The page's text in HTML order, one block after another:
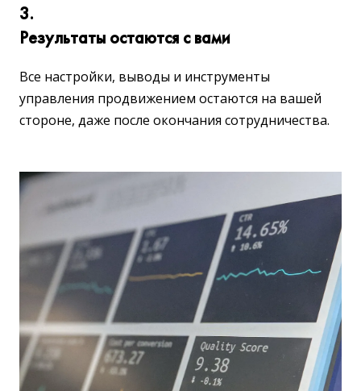
3.
Результаты остаются с вами
Все настройки, выводы и инструменты
управления продвижением остаются на вашей
стороне, даже после окончания сотрудничества.